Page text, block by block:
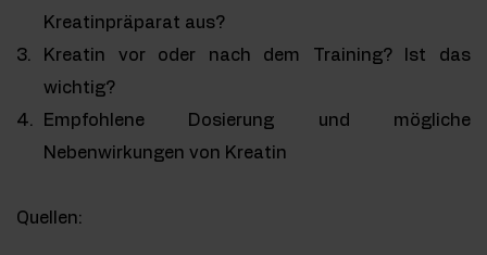
Kreatinpräparat aus?
Kreatin vor oder nach dem Training? Ist das
wichtig?
Empfohlene Dosierung und mögliche
Nebenwirkungen von Kreatin
Quellen: